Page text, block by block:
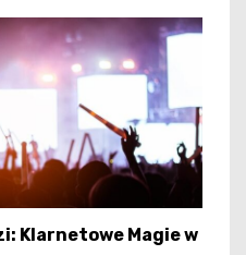
Klarnetowe Magie w